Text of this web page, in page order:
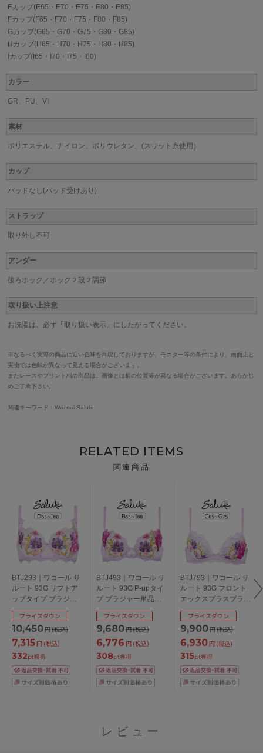
Eカップ(E65・E70・E75・E80・E85)
Fカップ(F65・F70・F75・F80・F85)
Gカップ(G65・G70・G75・G80・G85)
Hカップ(H65・H70・H75・H80・H85)
Iカップ(I65・I70・I75・I80)
カラー
GR、PU、VI
素材
ポリエステル、ナイロン、ポリウレタン、(スリット糸使用）
カップ
パッドなし(パッド受けあり)
ストラップ
取り外し不可
アンダー
後ろホック／ホック２段２調節
取り扱い上注意
お洗濯は、必ず「取り扱い表示」にしたがってください。
※なるべく実際の商品に近い色味を再現しておりますが、モニター等の条件により、画面上と
実物では色味が異なって見える場合がございます。
またレースやプリント柄の商品は、画像とは柄の位置等が異なる場合がございます。あらかじ
めご了承下さい。
関連キーワード：Wacoal Salute
RELATED ITEMS
関連商品
BTJ293｜ワコール サ
ルート 93G リフトア
ップタイプ ブラジャ
ー単品 DEFGHIカップ
アンダー
65/70/75/80/85cm
10,450円(税込)
プライスダウン
7,315円 (税込)
332pt獲得
BTJ493｜ワコール サ
ルート 93G P-upタイ
プ ブラジャー単品
BCDEFGHIカップ ア
ンダー
65/70/75/80/85cm
9,680円(税込)
プライスダウン
6,776 円 (税込)
308pt獲得
BTJ793｜ワコール サ
ルート 93G フロント
エックスプラスブラ
ブラジャー単品
CDEFGカップ アンダ
ー65/70/75cm
9,900円(税込)
プライスダウン
6,930円 (税込)
315pt獲得
レビュー